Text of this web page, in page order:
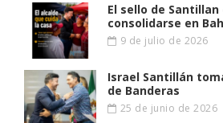
El sello de
consolidarse en
9 de julio de 2026
Israel Santillán
de Banderas
25 de junio de 2026